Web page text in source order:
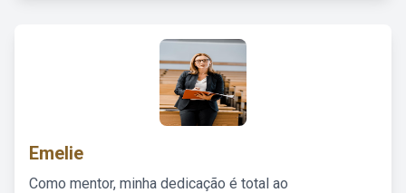
Emelie
Como mentor, minha dedicação é total ao